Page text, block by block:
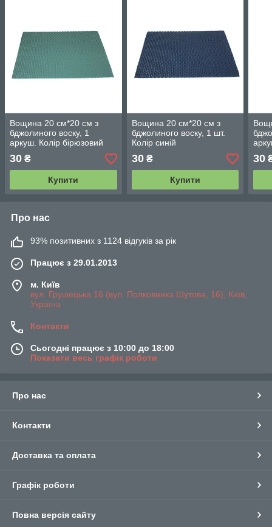
Вощина 20 см*20 см з
бджолиного воску, 1
аркуш. Колір бірюзовий
30 ₴
Купити
Вощина 20 см*20 см з
бджолиного воску, 1 шт.
Колір синій
30₴
Купити
30
Про нас
93% позитивних з 1124 відгуків за рік
Працює з 29.01.2013
м. Київ
вул. Грушецька 16 (вул. Полковника Шутова, 16), Київ,
Україна
Контакти
Сьогодні працює з 10:00 до 18:00
Показати весь графік роботи
Про нас
Контакти
Доставка та оплата
Графік роботи
Повна версія сайту